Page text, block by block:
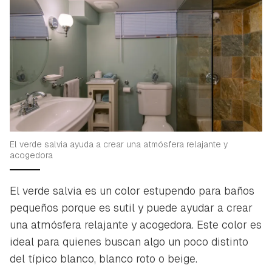
El verde salvia ayuda a crear una atmósfera relajante y
acogedora
El verde salvia es un color estupendo para baños
pequeños porque es sutil y puede ayudar a crear
una atmósfera relajante y acogedora. Este color es
ideal para quienes buscan algo un poco distinto
del típico blanco, blanco roto o beige.